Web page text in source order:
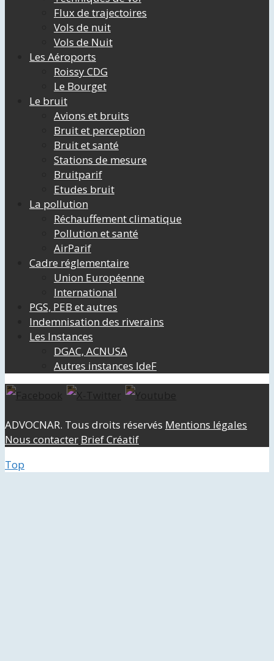
Flux de trajectoires
Vols de nuit
Vols de Nuit
Les Aéroports
Roissy CDG
Le Bourget
Le bruit
Avions et bruits
Bruit et perception
Bruit et santé
Stations de mesure
Bruitparif
Etudes bruit
La pollution
Réchauffement climatique
Pollution et santé
AirParif
Cadre réglementaire
Union Européenne
International
PGS, PEB et autres
Indemnisation des riverains
Les Instances
DGAC, ACNUSA
Autres instances IdeF
ADVOCNAR. Tous droits réservés Mentions légales
Nous contacter Brief Créatif
Top